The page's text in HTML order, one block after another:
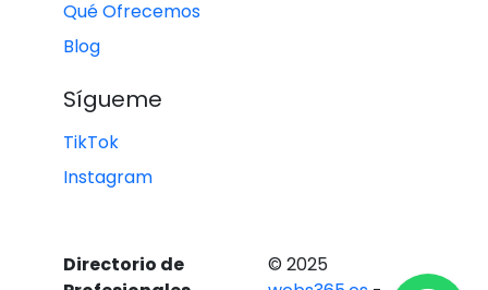
Qué Ofrecemos
Blog
Sígueme
TikTok
Instagram
Directorio de
© 2025